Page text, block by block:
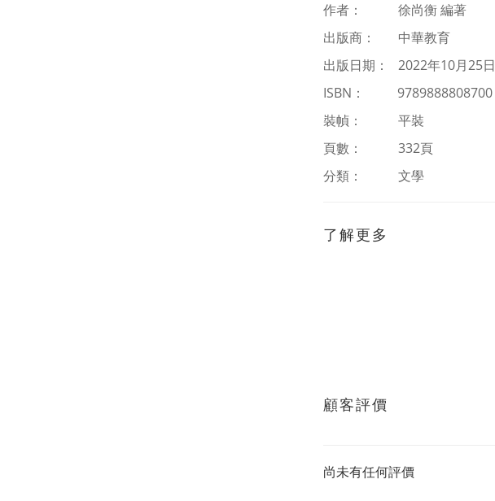
作者： 徐尚衡 編著
出版商： 中華教育
出版日期： 2022年10月25日
ISBN ：
9789888808700
裝幀： 平裝
頁數： 332頁
分類：
文學
了解更多
顧客評價
尚未有任何評價